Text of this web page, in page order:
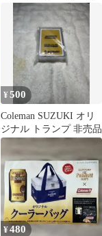
売品 景品 未使用
¥500
Coleman SUZUKI オリ
ジナル トランプ 非売品
¥480